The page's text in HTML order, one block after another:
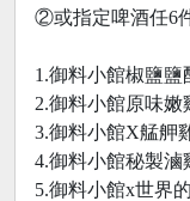
②或指定啤酒任6
1.御料小館椒鹽鹽
2.御料小館原味嫩
3.御料小館X艋舺
4.御料小館秘製滷
5.御料小館x世界